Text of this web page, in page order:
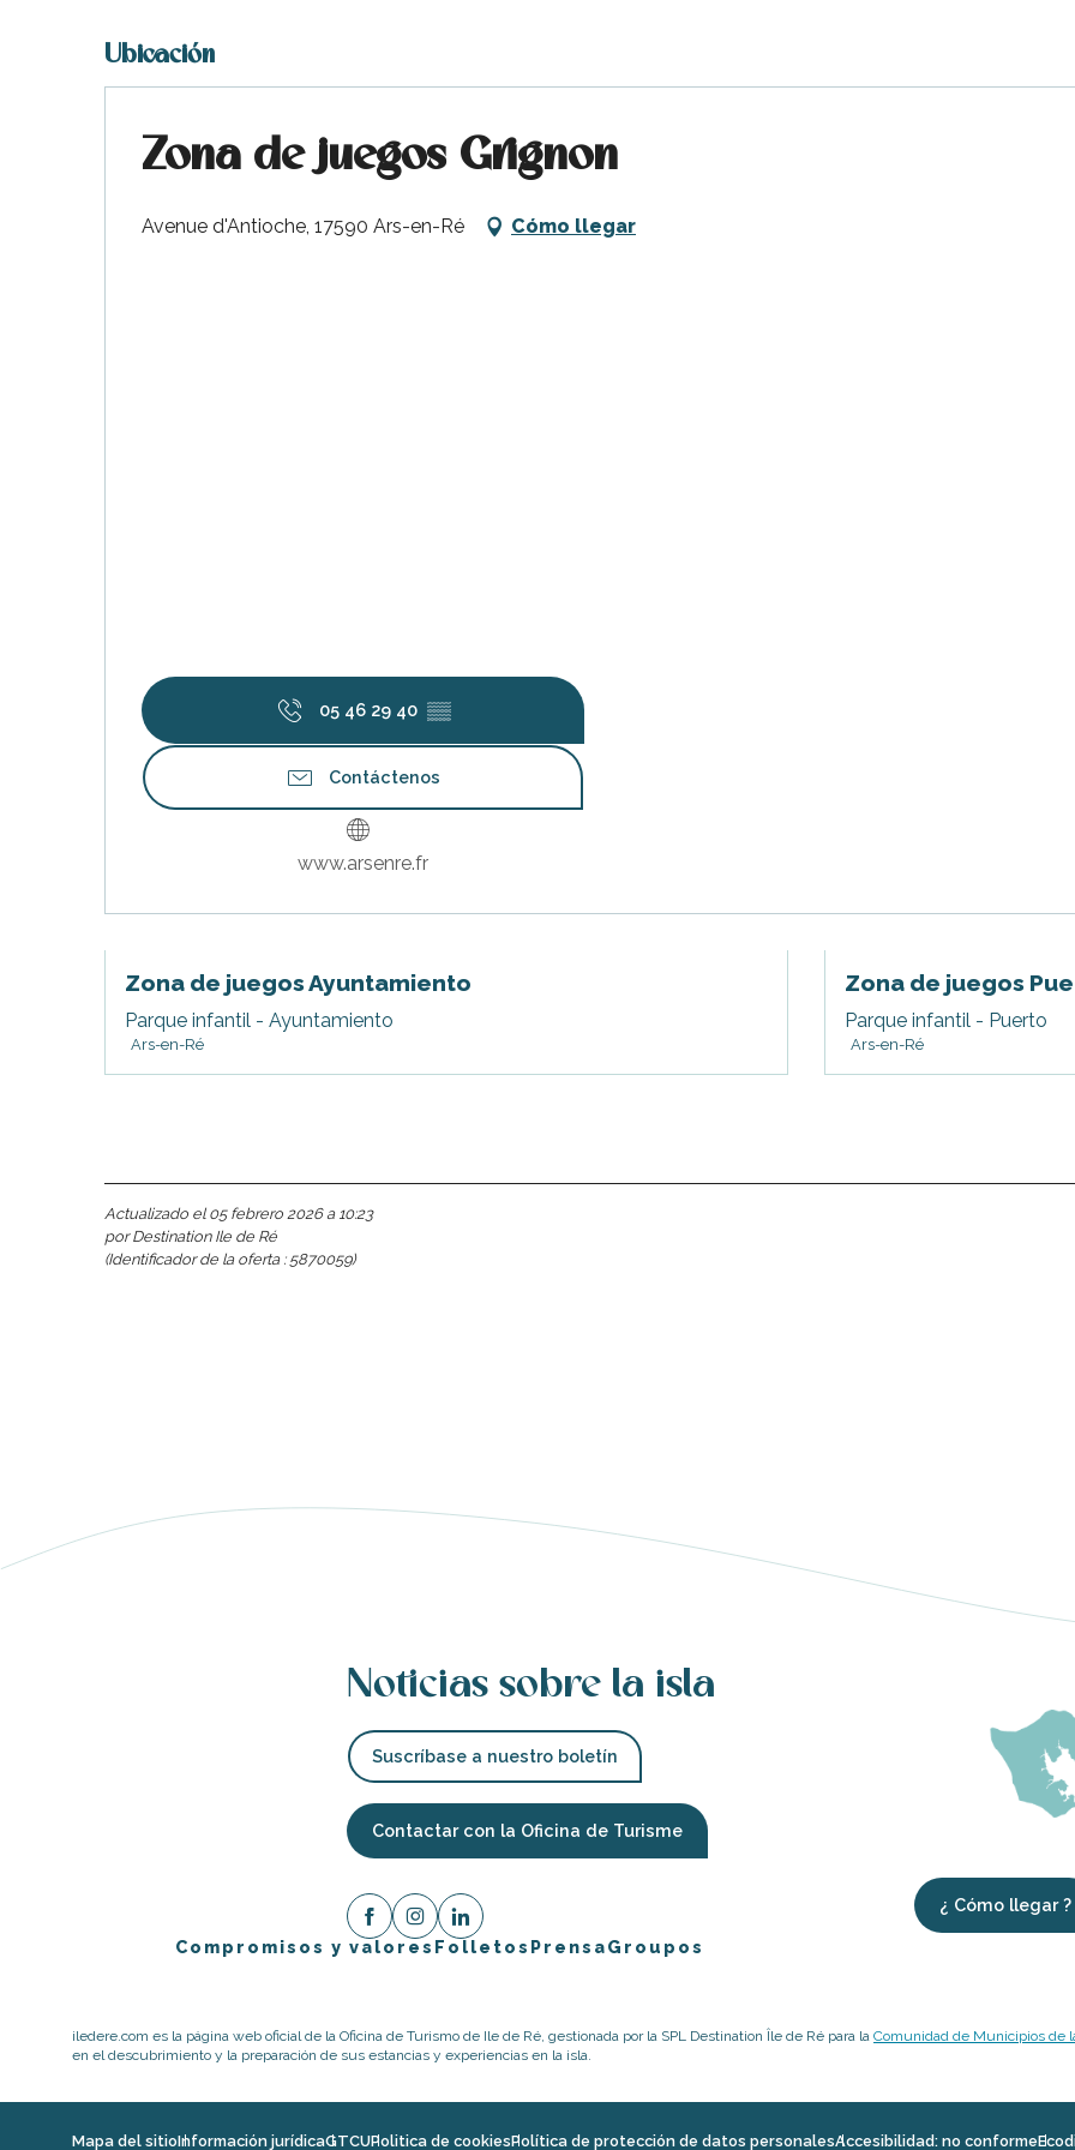
Ubicación
Zona de juegos Grignon
Avenue d'Antioche, 17590 Ars-en-Ré Cómo llegar
05 46 29 40 ▒▒
Contáctenos
www.arsenre.fr
Zona de juegos Ayuntamiento
Parque infantil - Ayuntamiento
Ars-en-Ré
Zona de juegos
Parque infantil - Puerto
Ars-en-Ré
Actualizado el 05 febrero 2026 a 10:23
por Destination Ile de Ré
(Identificador de la oferta : 5870059)
Noticias sobre la isla
Suscríbase a nuestro boletín
Contactar con la Oficina de Turisme
Compromisos y valores Folletos PrensaGroupos
¿ Cómo llegar ?
iledere.com es la página web oficial de la Oficina de Turismo de Ile de Ré, gestionada por la SPL Destination Île de Ré para la Comunidad de Municipios de
en el descubrimiento y la preparación de sus estancias y experiencias en la isla.
Mapa del sitioInformación jurídicaGTCUPolitica de cookiesPolítica de protección de datos personalesAccesibilidad: no conforme